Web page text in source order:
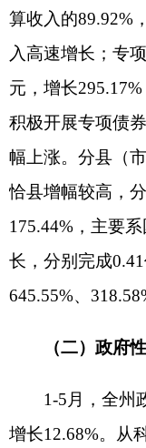
303万元，较上年同
主要系州本级及乌
1-5月，全州国
568万元，增长
县使用结转资金向国
四、财政运行的
（一）财政收入
亿元，同比增长
主业，稳存量、育
入能力。持续挖潜增